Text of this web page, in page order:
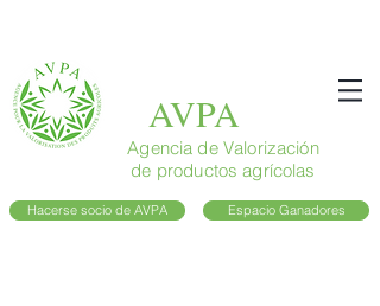
AVPA
Agencia de Valorización
de productos agrícolas
Hacerse socio de AVPA Espacio Ganadores